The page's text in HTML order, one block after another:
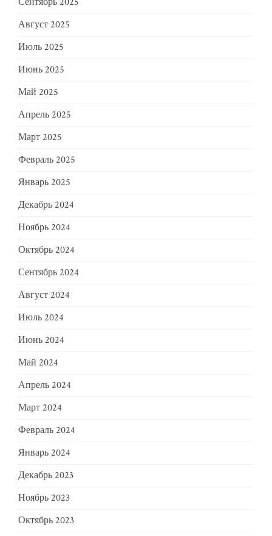
Август 2025
Июль 2025
Июнь 2025
Май 2025
Апрель 2025
Март 2025
Февраль 2025
Январь 2025
Декабрь 2024
Ноябрь 2024
Октябрь 2024
Сентябрь 2024
Август 2024
Июль 2024
Июнь 2024
Май 2024
Апрель 2024
Март 2024
Февраль 2024
Январь 2024
Декабрь 2023
Ноябрь 2023
Октябрь 2023